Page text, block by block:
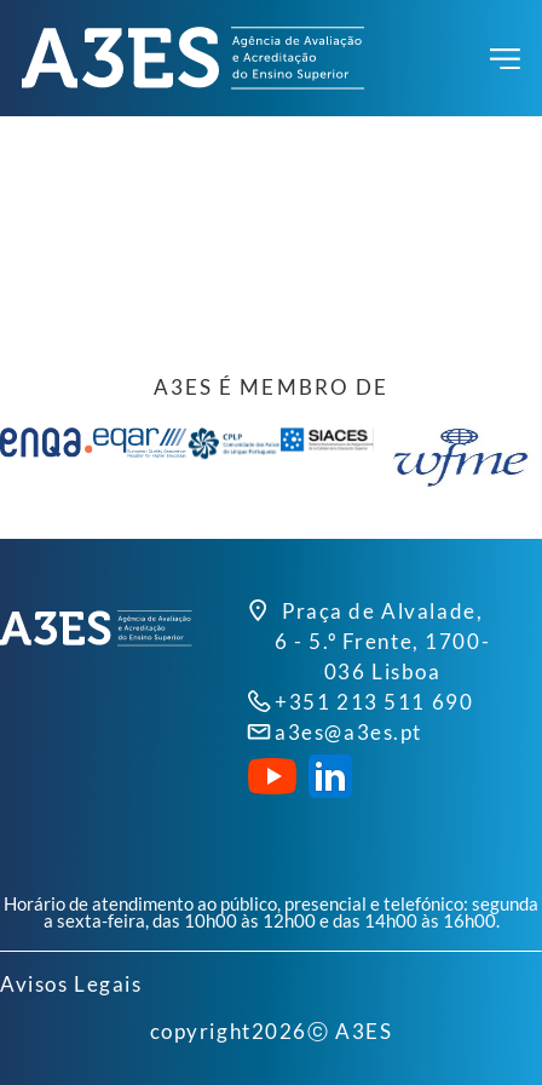
A3ES É MEMBRO DE
Praça de Alvalade,
6 - 5.º Frente, 1700-
036 Lisboa
+351 213 511 690
a3es@a3es.pt
Horário de atendimento ao público, presencial e telefónico: segunda
a sexta-feira, das 10h00 às 12h00 e das 14h00 às 16h00.
Avisos Legais
copyright2026ⓒ A3ES